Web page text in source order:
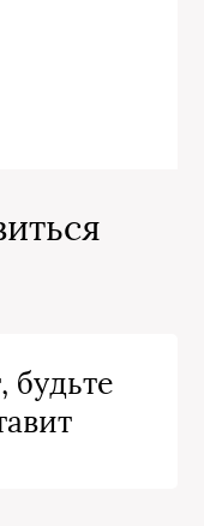
будьте